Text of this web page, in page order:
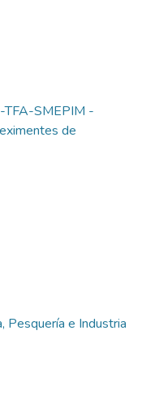
SMEPIM -
de
Pesquería e Industria